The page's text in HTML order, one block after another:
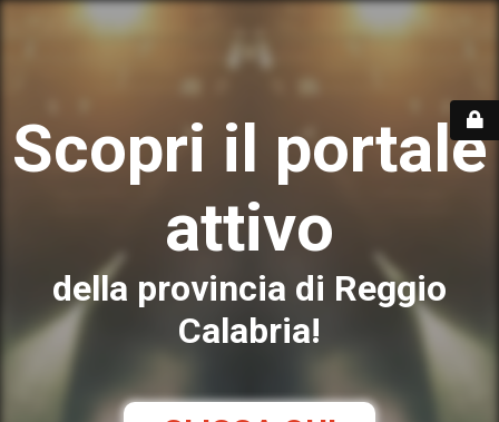
Scopri il portale
attivo
della provincia di Reggio
Calabria!